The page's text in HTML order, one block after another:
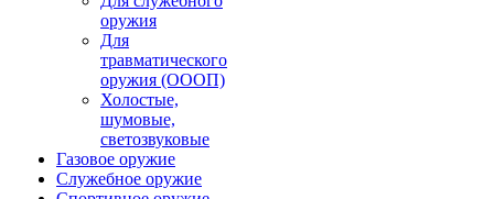
оружия
Для
травматического
оружия (ОООП)
Холостые,
шумовые,
светозвуковые
Газовое оружие
Служебное оружие